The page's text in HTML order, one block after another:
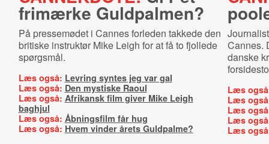
frimærke Guldpalmen?
På pressemødet i Cannes forleden takkede den
britiske instruktør Mike Leigh for at få to fjollede
spørgsmål.
Læs også: Levring syntes jeg var gal
Læs også: Den mystiske Raoul
Læs også: Afrikansk film giver Mike Leigh
baghjul
Læs også: Åbningsfilm får hug
Læs også: Hvem vinder årets Guldpalme?
Cannes.
danske
Læs
Læs
Læs
Læs
Læs